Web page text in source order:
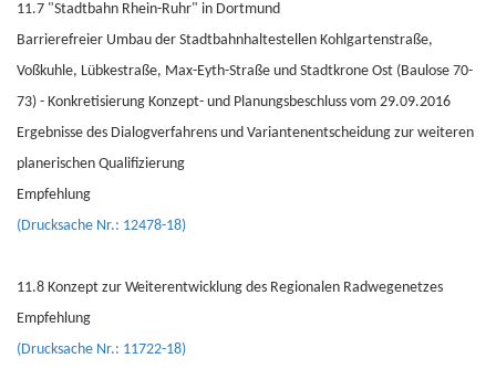
11.7 "Stadtbahn Rhein-Ruhr" in Dortmund
Barrierefreier Umbau der Stadtbahnhaltestellen Kohlgartenstraße,
Voßkuhle, Lübkestraße, Max-Eyth-Straße und Stadtkrone Ost (Baulose 70-
73) - Konkretisierung Konzept- und Planungsbeschluss vom 29.09.2016
Ergebnisse des Dialogverfahrens und Variantenentscheidung zur weiteren
planerischen Qualifizierung
Empfehlung
(Drucksache Nr.: 12478-18)
11.8 Konzept zur Weiterentwicklung des Regionalen Radwegenetzes
Empfehlung
(Drucksache Nr.: 11722-18)